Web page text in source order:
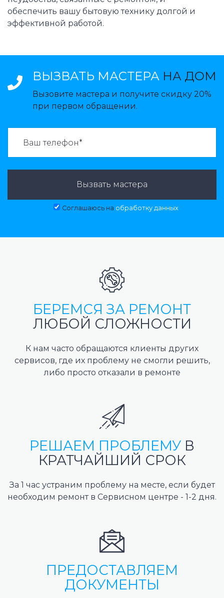
обеспечить вашу бытовую технику долгой и
эффективной работой.
ВЫЗВАТЬ МАСТЕРА НА ДОМ
Вызовите мастера и получите скидку 20%
при первом обращении.
Вызвать мастера
Соглашаюсь на обработку данных
БЕРЕМСЯ ЗА РЕМОНТ
ЛЮБОЙ СЛОЖНОСТИ
К нам часто обращаются клиенты других
сервисов, где их проблему не смогли решить,
либо просто отказали в ремонте
РЕШАЕМ ПРОБЛЕМУ В
КРАТЧАЙШИЙ СРОК
За 1 час устраним проблему на месте, если будет
необходим ремонт в Сервисном центре - 1-2 дня.
ПРЕДОСТАВЛЯЕМ
ДОКУМЕНТЫ